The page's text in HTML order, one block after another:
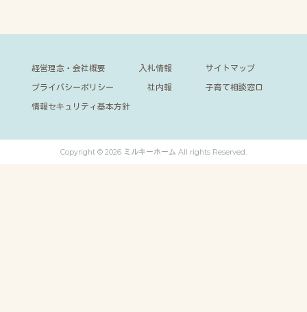
経営理念・会社概要 入札情報
サイトマップ
プライバシーポリシー
社内報
子育て相談窓口
情報セキュリティ基本方針
Copyright © 2026 ミルキーホーム All rights Reserved.